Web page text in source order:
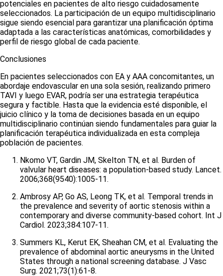
potenciales en pacientes de alto riesgo cuidadosamente
seleccionados. La participación de un equipo multidisciplinario
sigue siendo esencial para garantizar una planificación óptima
adaptada a las características anatómicas, comorbilidades y
perfil de riesgo global de cada paciente.
Conclusiones
En pacientes seleccionados con EA y AAA concomitantes, un
abordaje endovascular en una sola sesión, realizando primero
TAVI y luego EVAR, podría ser una estrategia terapéutica
segura y factible. Hasta que la evidencia esté disponible, el
juicio clínico y la toma de decisiones basada en un equipo
multidisciplinario continúan siendo fundamentales para guiar la
planificación terapéutica individualizada en esta compleja
población de pacientes.
Nkomo VT, Gardin JM, Skelton TN, et al. Burden of
valvular heart diseases: a population-based study. Lancet.
2006;368(9540):1005-11.
Ambrosy AP, Go AS, Leong TK, et al. Temporal trends in
the prevalence and severity of aortic stenosis within a
contemporary and diverse community-based cohort. Int J
Cardiol. 2023;384:107-11.
Summers KL, Kerut EK, Sheahan CM, et al. Evaluating the
prevalence of abdominal aortic aneurysms in the United
States through a national screening database. J Vasc
Surg. 2021;73(1):61-8.